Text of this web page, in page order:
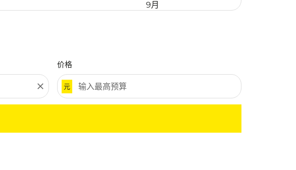
9月
close
价格
元